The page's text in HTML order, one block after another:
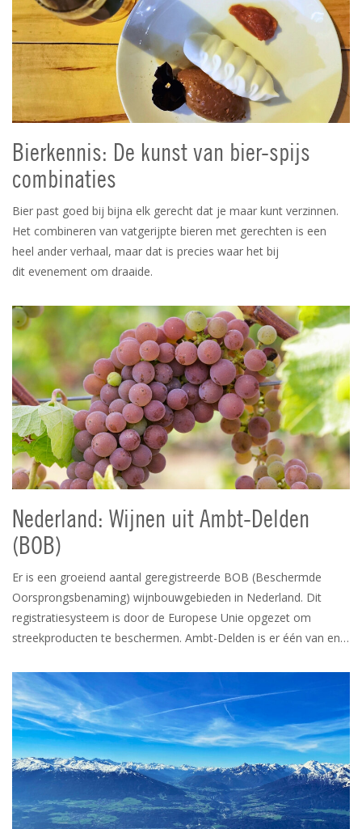
Bierkennis: De kunst van bier-spijs
combinaties
Bier past goed bij bijna elk gerecht dat je maar kunt verzinnen.
Het combineren van vatgerijpte bieren met gerechten is een
heel ander verhaal, maar dat is precies waar het bij
dit evenement om draaide.
Nederland: Wijnen uit Ambt-Delden
(BOB)
Er is een groeiend aantal geregistreerde BOB (Beschermde
Oorsprongsbenaming) wijnbouwgebieden in Nederland. Dit
registratiesysteem is door de Europese Unie opgezet om
streekproducten te beschermen. Ambt-Delden is er één van en…